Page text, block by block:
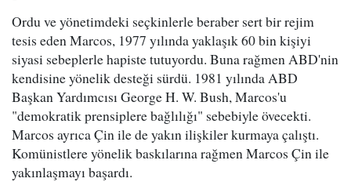
Ordu ve yönetimdeki seçkinlerle beraber sert bir rejim
tesis eden Marcos, 1977 yılında yaklaşık 60 bin kişiyi
siyasi sebeplerle hapiste tutuyordu. Buna rağmen ABD'nin
kendisine yönelik desteği sürdü. 1981 yılında ABD
Başkan Yardımcısı George H. W. Bush, Marcos'u
"demokratik prensiplere bağlılığı" sebebiyle övecekti.
Marcos ayrıca Çin ile de yakın ilişkiler kurmaya çalıştı.
Komünistlere yönelik baskılarına rağmen Marcos Çin ile
yakınlaşmayı başardı.